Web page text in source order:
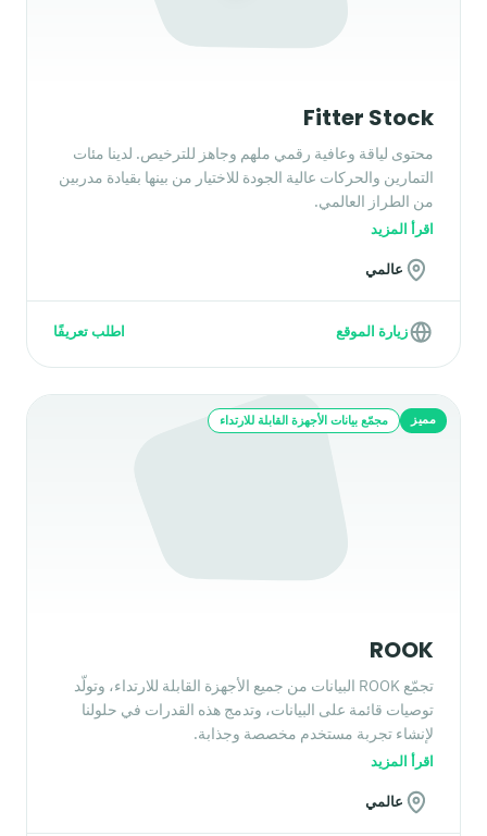
Fitter Stock
محتوى لياقة وعافية رقمي ملهم وجاهز للترخيص. لدينا مئات
التمارين والحركات عالية الجودة للاختيار من بينها بقيادة مدربين
من الطراز العالمي.
اقرأ المزيد
عالمي
زيارة الموقع اطلب تعريفًا
مميز مجمّع بيانات الأجهزة القابلة للارتداء
ROOK
تجمّع ROOK البيانات من جميع الأجهزة القابلة للارتداء، وتولّد
توصيات قائمة على البيانات، وتدمج هذه القدرات في حلولنا
لإنشاء تجربة مستخدم مخصصة وجذابة.
اقرأ المزيد
عالمي